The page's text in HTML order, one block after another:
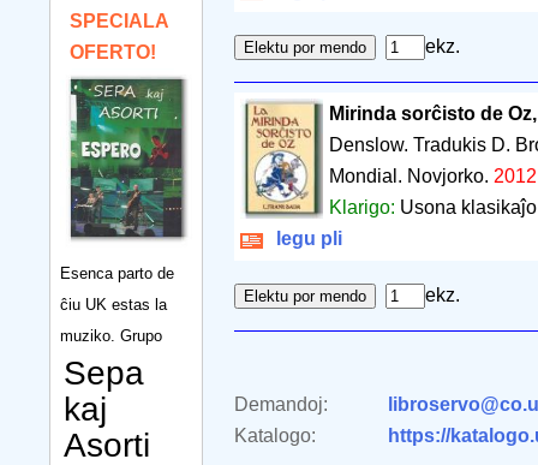
SPECIALA
OFERTO!
Esenca parto de
ĉiu UK estas la
muziko. Grupo
Sepa
kaj
Asorti
ekz.
Mirinda sorĉisto de
Denslow. Tradukis D.
Mondial. Novjorko. 2012
Klarigo: Usona
legu pli
ekz.
Demandoj:
Katalogo:
https://